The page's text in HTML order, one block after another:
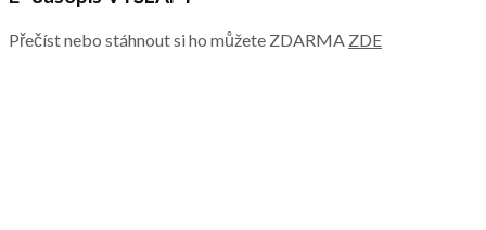
Přečíst nebo stáhnout si ho můžete ZDARMA ZDE